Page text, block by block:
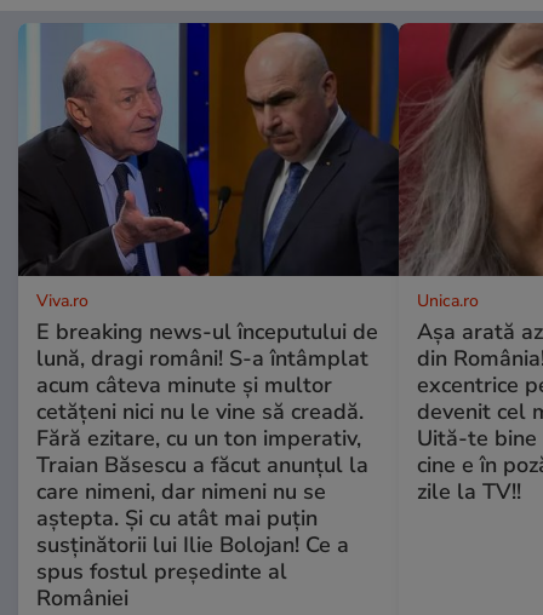
Viva.ro
E breaking news-ul începutului de
lună, dragi români! S-a întâmplat
acum câteva minute și multor
cetățeni nici nu le vine să creadă.
Fără ezitare, cu un ton imperativ,
Traian Băsescu a făcut anunțul la
care nimeni, dar nimeni nu se
aștepta. Și cu atât mai puțin
susținătorii lui Ilie Bolojan! Ce a
spus fostul președinte al
României
Unica.ro
Așa arată
din
excentrice
devenit cel
Uită-te bine
cine e în
zile la TV!!